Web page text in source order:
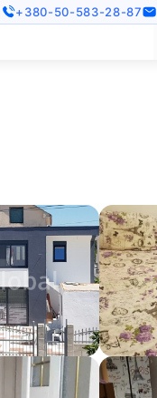
+380-50-583-28-87